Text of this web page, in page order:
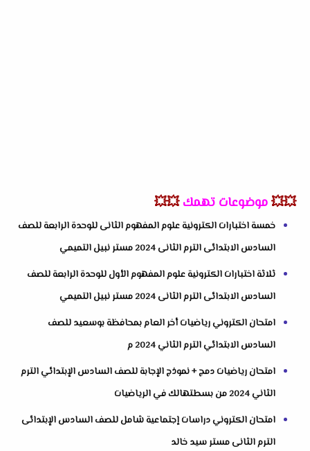
💥💥موضوعات تهمك 💥💥
خمسة اختبارات الكترونية علوم المفهوم الثانى للوحدة الرابعة للصف
السادس الابتدائى الترم الثانى 2024 مستر نبيل التميمي
ثلاثة اختبارات الكترونية علوم المفهوم الأول للوحدة الرابعة للصف
السادس الابتدائى الترم الثانى 2024 مستر نبيل التميمي
امتحان الكتروني رياضيات أخر العام بمحافظة بوسعيد للصف
السادس الابتدائي الترم الثاني 2024 م
امتحان رياضيات دمج + نموذج الإجابة للصف السادس الإبتدائي الترم
الثاني 2024 من بسطتهالك في الرياضيات
امتحان الكتروني دراسات إجتماعية شامل للصف السادس الإبتدائى
الترم الثانى مستر سيد خالد